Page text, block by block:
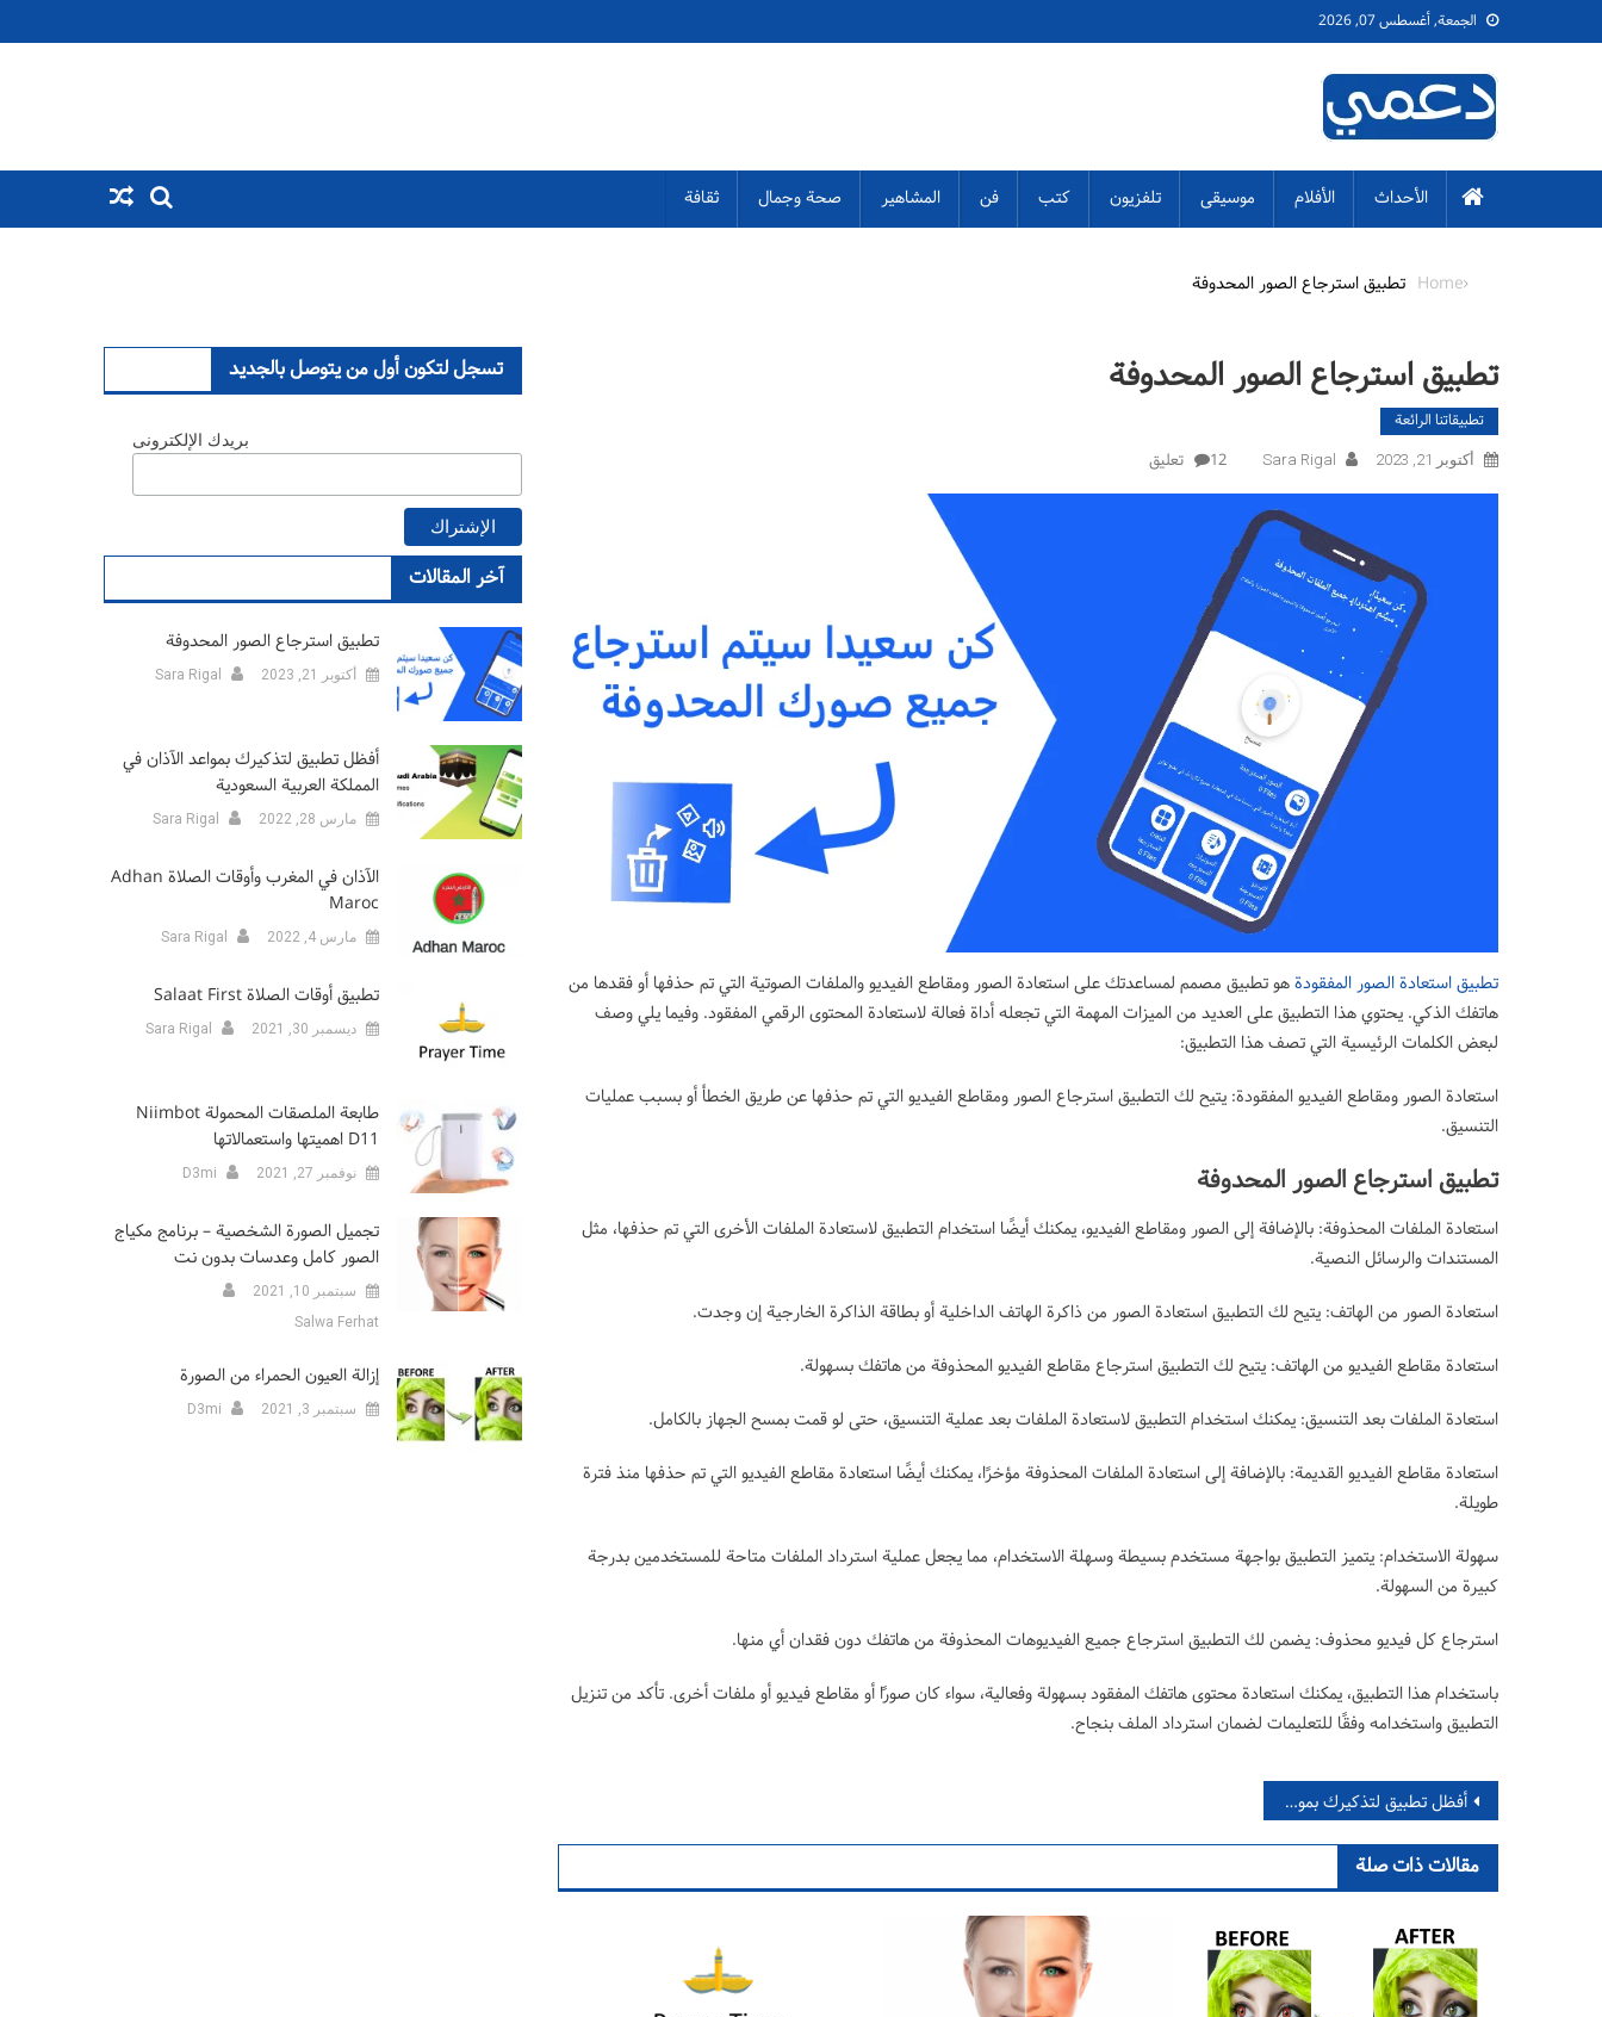
Skip to content الجمعة, أغسطس 07, 2026
الأحداث الأفلام موسيقى تلفزيون كتب فن المشاهير صحة وجمال ثقافة
Home تطبيق استرجاع الصور المحدوفة
تطبيق استرجاع الصور المحدوفة
تطبيقاتنا الرائعة
أكتوبر 21, 2023 Sara Rigal 12 تعليق
تطبيق استعادة الصور المفقودةهو تطبيق مصمم لمساعدتك على استعادة الصور ومقاطع الفيديو والملفات الصوتية التي تم حذفها أو فقدها من
هاتفك الذكي. يحتوي هذا التطبيق على العديد من الميزات المهمة التي تجعله أداة فعالة لاستعادة المحتوى الرقمي المفقود. وفيما يلي وصف
لبعض الكلمات الرئيسية التي تصف هذا التطبيق:
استعادة الصور ومقاطع الفيديو المفقودة: يتيح لك التطبيق استرجاع الصور ومقاطع الفيديو التي تم حذفها عن طريق الخطأ أو بسبب عمليات
التنسيق.
تطبيق استرجاع الصور المحدوفة
استعادة الملفات المحذوفة: بالإضافة إلى الصور ومقاطع الفيديو، يمكنك أيضًا استخدام التطبيق لاستعادة الملفات الأخرى التي تم حذفها، مثل
المستندات والرسائل النصية.
استعادة الصور من الهاتف: يتيح لك التطبيق استعادة الصور من ذاكرة الهاتف الداخلية أو بطاقة الذاكرة الخارجية إن وجدت.
استعادة مقاطع الفيديو من الهاتف: يتيح لك التطبيق استرجاع مقاطع الفيديو المحذوفة من هاتفك بسهولة.
استعادة الملفات بعد التنسيق: يمكنك استخدام التطبيق لاستعادة الملفات بعد عملية التنسيق، حتى لو قمت بمسح الجهاز بالكامل.
استعادة مقاطع الفيديو القديمة: بالإضافة إلى استعادة الملفات المحذوفة مؤخرًا، يمكنك أيضًا استعادة مقاطع الفيديو التي تم حذفها منذ فترة
طويلة.
سهولة الاستخدام: يتميز التطبيق بواجهة مستخدم بسيطة وسهلة الاستخدام، مما يجعل عملية استرداد الملفات متاحة للمستخدمين بدرجة
كبيرة من السهولة.
استرجاع كل فيديو محذوف: يضمن لك التطبيق استرجاع جميع الفيديوهات المحذوفة من هاتفك دون فقدان أي منها.
باستخدام هذا التطبيق، يمكنك استعادة محتوى هاتفك المفقود بسهولة وفعالية، سواء كان صورًا أو مقاطع فيديو أو ملفات أخرى. تأكد من تنزيل
التطبيق واستخدامه وفقًا للتعليمات لضمان استرداد الملف بنجاح.
تصفّح المقالات
أفظل تطبيق لتذكيرك بمواعد الآذان في المملكة العربية السعودية
مقالات ذات صلة
تسجل لتكون أول من يتوصل بالجديد
بريدك الإلكترونى
آخر المقالات
تطبيق استرجاع الصور المحدوفة
أكتوبر 21, 2023 Sara Rigal
أفظل تطبيق لتذكيرك بمواعد الآذان في
المملكة العربية السعودية
مارس 28, 2022 Sara Rigal
الآذان في المغرب وأوقات الصلاة Adhan
Maroc
مارس 4, 2022 Sara Rigal
تطبيق أوقات الصلاة Salaat First
ديسمبر 30, 2021 Sara Rigal
طابعة الملصقات المحمولة Niimbot
D11 اهميتها واستعمالاتها
نوفمبر 27, 2021 D3mi
تجميل الصورة الشخصية – برنامج مكياج
الصور كامل وعدسات بدون نت
سبتمبر 10, 2021
Salwa Ferhat
إزالة العيون الحمراء من الصورة
سبتمبر 3, 2021 D3mi